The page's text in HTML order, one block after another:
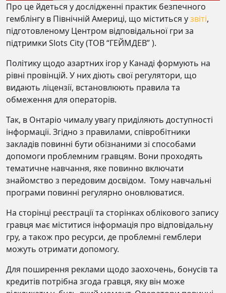
Про це йдеться у дослідженні практик безпечного
гемблінгу в Північній Америці, що міститься узвіті,
підготовленому Центром відповідальної гри за
підтримки Slots City (ТОВ “ГЕЙМДЕВ” ).
Політику щодо азартних ігор у Канаді формують на
рівні провінцій. У них діють свої регулятори, що
видають ліцензії, встановлюють правила та
обмеження для операторів.
Так, в Онтаріо чималу увагу приділяють доступності
інформації. Згідно з правилами, співробітники
закладів повинні бути обізнаними зі способами
допомоги проблемним гравцям. Вони проходять
тематичне навчання, яке повинно включати
знайомство з передовим досвідом. Тому навчальні
програми повинні регулярно оновлюватися.
На сторінці реєстрації та сторінках облікового запису
гравця має міститися інформація про відповідальну
гру, а також про ресурси, де проблемні гемблери
можуть отримати допомогу.
Для поширення реклами щодо заохочень, бонусів та
кредитів потрібна згода гравця, яку він може